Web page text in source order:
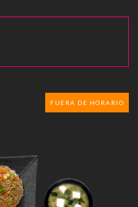
FUERA DE HORARIO